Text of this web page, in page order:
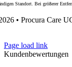
Standort. Bei größerer
• Procura Care
Page load link
Kundenbewertungen